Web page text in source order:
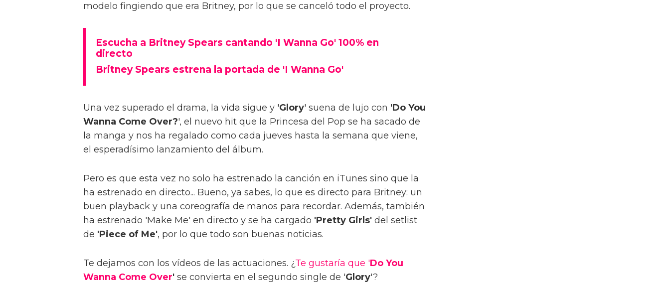
modelo fingiendo que era Britney, por lo que se canceló todo el proyecto.
Escucha a Britney Spears cantando 'I Wanna Go' 100% en
directo
Britney Spears estrena la portada de 'I Wanna Go'
Una vez superado el drama, la vida sigue y 'Glory' suena de lujo con 'Do You
Wanna Come Over?', el nuevo hit que la Princesa del Pop se ha sacado de
la manga y nos ha regalado como cada jueves hasta la semana que viene,
el esperadísimo lanzamiento del álbum.
Pero es que esta vez no solo ha estrenado la canción en iTunes sino que la
ha estrenado en directo... Bueno, ya sabes, lo que es directo para Britney: un
buen playback y una coreografía de manos para recordar. Además, también
ha estrenado 'Make Me' en directo y se ha cargado 'Pretty Girls' del setlist
de 'Piece of Me', por lo que todo son buenas noticias.
Te dejamos con los vídeos de las actuaciones. ¿Te gustaría que 'Do You
Wanna Come Over' se convierta en el segundo single de 'Glory'?